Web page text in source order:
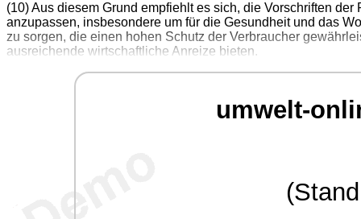
(10) Aus diesem Grund empfiehlt es sich, die Vorschriften
anzupassen, insbesondere um für die Gesundheit und das
zu sorgen, die einen hohen Schutz der Verbraucher
ausreichende wirtschaftliche Anreize bieten.
umwelt-